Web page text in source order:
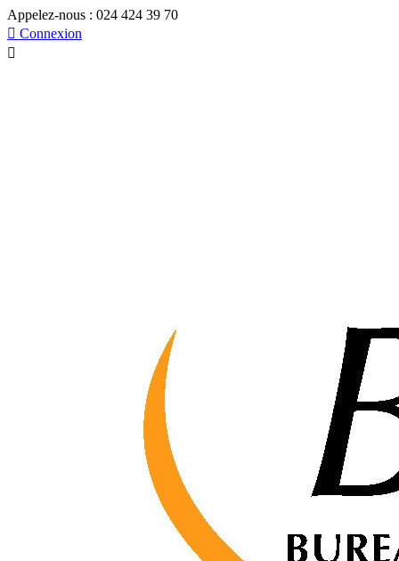
Appelez-nous : 024 424 39 70
 Connexion
